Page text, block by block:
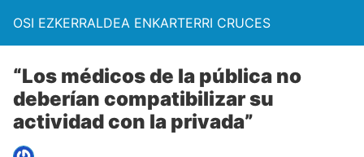
OSI EZKERRALDEA ENKARTERRI CRUCES
“Los médicos de la pública no
deberían compatibilizar su
actividad con la privada”